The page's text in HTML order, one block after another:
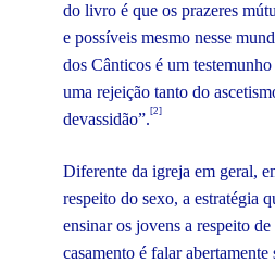
do livro é que os prazeres
e possíveis mesmo nesse
dos Cânticos é um
uma rejeição tanto do
devassidão”. [2]
Diferente da igreja em geral,
respeito do sexo, a estratégia
ensinar os jovens a respeito
casamento é falar